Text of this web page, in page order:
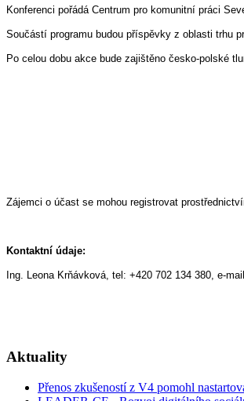
Konferenci pořádá Centrum pro komunitní práci
Součástí programu budou příspěvky z oblasti trhu
Po celou dobu akce bude zajištěno česko-polské
Zájemci o účast se mohou registrovat
Kontaktní údaje:
Ing. Leona Krňávková, tel: +420 702 134 380, e-
Aktuality
Přenos zkušeností z V4 pomohl